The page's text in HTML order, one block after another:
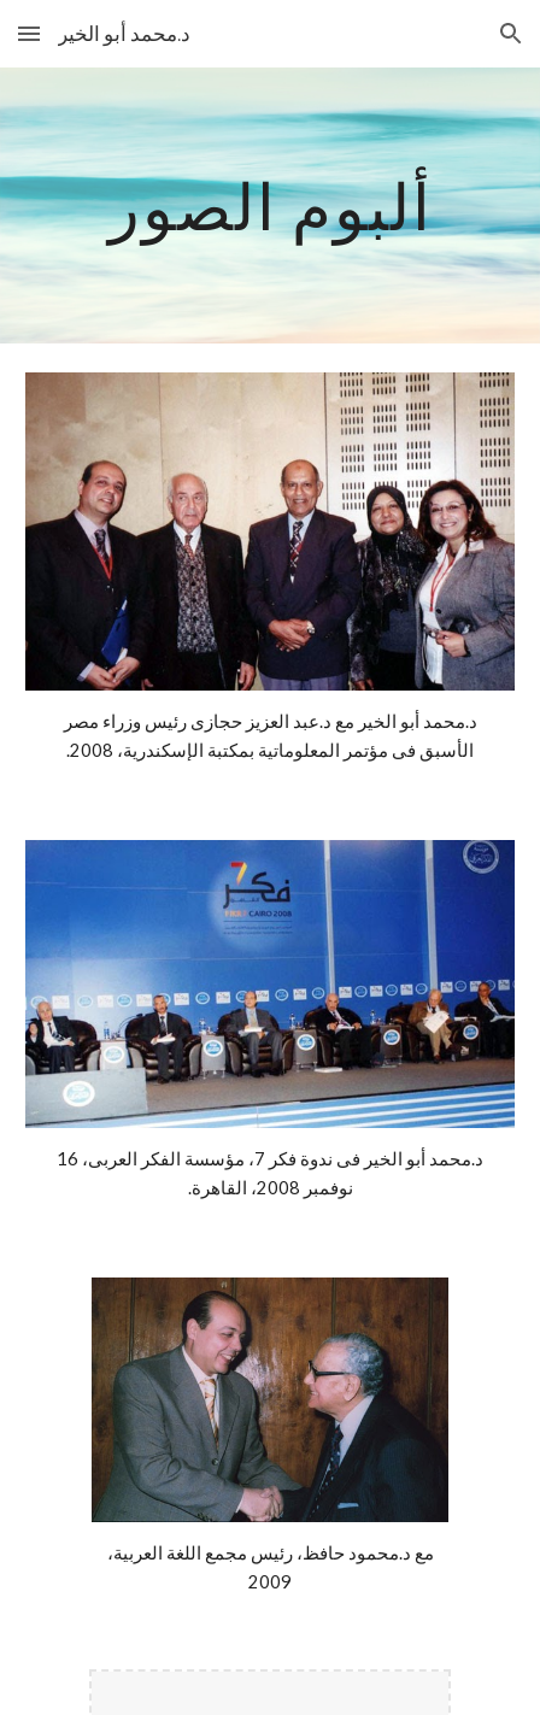
Skip to main content Skip to navigation د.محمد أبو الخير
ألبوم الصور
د.محمد أبو الخير مع د.عبد العزيز حجازى رئيس وزراء مصر
الأسبق فى مؤتمر المعلوماتية بمكتبة الإسكندرية، 2008.
د.محمد أبو الخير فى ندوة فكر 7، مؤسسة الفكر العربى، 16
نوفمبر 2008، القاهرة.
مع د.محمود حافظ، رئيس مجمع اللغة العربية،
2009